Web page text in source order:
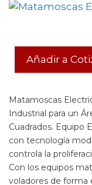
Añadir a
Matamoscas
Industrial para un
Cuadrados. Equipo
con tecnología
controla la
Con los equipos
voladores de forma